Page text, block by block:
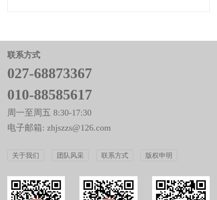
联系方式
027-68873367
010-88585617
周一至周五 8:30-17:30
电子邮箱: zhjszzs@126.com
关于我们 团队风采 联系方式 版权申明